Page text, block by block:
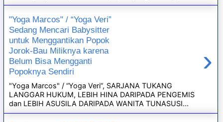
"Yoga Marcos" / “Yoga Veri”
Sedang Mencari Babysitter
untuk Menggantikan Popok
Jorok-Bau Miliknya karena
Belum Bisa Mengganti
Popoknya Sendiri
›
"Yoga Marcos" / “Yoga Veri”, SARJANA TUKANG
LANGGAR HUKUM, LEBIH HINA DARIPADA PENGEMIS
dan LEBIH ASUSILA DARIPADA WANITA TUNASUSI...